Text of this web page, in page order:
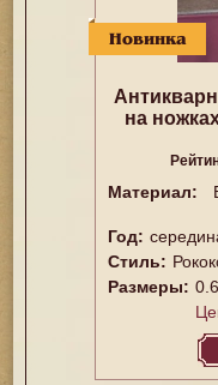
Новинка
на
Материал:
Год:
Стиль:
Размеры: